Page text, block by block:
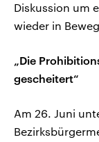
Diskussion um
wieder in
„Die
gescheitert“
Am 26. Juni